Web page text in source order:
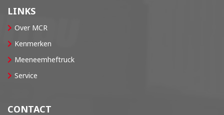
LINKS
Over MCR
Kenmerken
Meeneemheftruck
Service
CONTACT